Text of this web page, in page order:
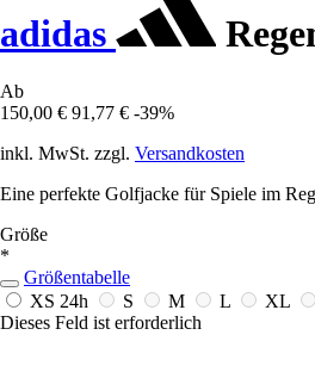
adidas
Ab
150,00 € 91,77 € -39%
inkl. MwSt. zzgl. Versandkosten
Eine perfekte Golfjacke für Spiele im
Größe
*
Größentabelle
XS 24h S M L XL
Dieses Feld ist erforderlich